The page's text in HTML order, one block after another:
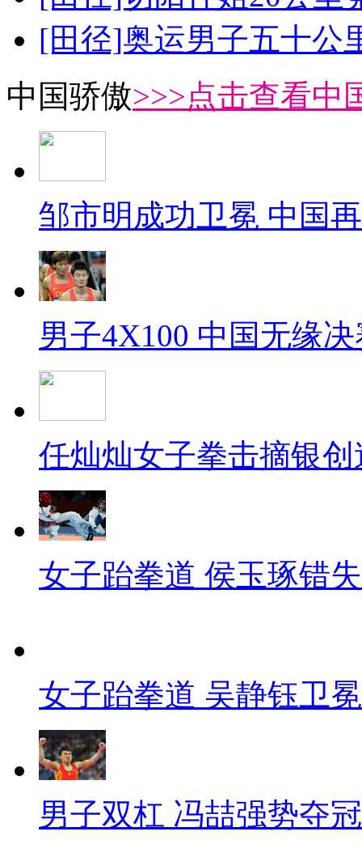
[田径]奥运男子五十公
中国骄傲>>>点击查看中
邹市明成功卫冕 中国
男子4X100 中国无缘
任灿灿女子拳击摘银
女子跆拳道 侯玉琢错
女子跆拳道 吴静钰卫冕
男子双杠 冯喆强势夺冠